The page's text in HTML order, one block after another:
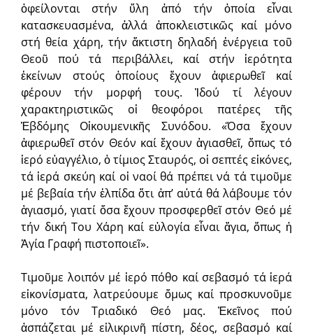
ὀφείλονται στήν ὕλη ἀπό τήν ὁποία εἶναι
κατασκευασμένα, ἀλλά ἀποκλειστικῶς καί μόνο
στή θεία χάρη, τήν ἄκτιστη δηλαδή ἐνέργεια τοῦ
Θεοῦ πού τά περιβάλλει, καί στήν ἱερότητα
ἐκείνων στούς ὁποίους ἔχουν ἀφιερωθεῖ καί
φέρουν τήν μορφή τους. Ἰδού τί λέγουν
χαρακτηριστικῶς οἱ θεοφόροι πατέρες τῆς
Ἑβδόμης Οἰκουμενικῆς Συνόδου. «Ὅσα ἔχουν
ἀφιερωθεῖ στόν Θεόν καί ἔχουν ἁγιασθεῖ, ὅπως τό
ἱερό εὐαγγέλιο, ὁ τίμιος Σταυρός, οἱ σεπτές εἰκόνες,
τά ἱερά σκεύη καί οἱ ναοί θά πρέπει νά τά τιμοῦμε
μέ βεβαία τήν ἐλπίδα ὅτι ἀπ’ αὐτά θά λάβουμε τόν
ἁγιασμό, γιατί ὅσα ἔχουν προσφερθεῖ στόν Θεό μέ
τήν δική Του Χάρη καί εὐλογία εἶναι ἅγια, ὅπως ἡ
Ἁγία Γραφή πιστοποιεῖ».
Τιμοῦμε λοιπόν μέ ἱερό πόθο καί σεβασμό τά ἱερά
εἰκονίσματα, λατρεύουμε ὅμως καί προσκυνοῦμε
μόνο τόν Τριαδικό Θεό μας. Ἐκεῖνος πού
ἀσπάζεται μέ εἰλικρινῆ πίστη, δέος, σεβασμό καί